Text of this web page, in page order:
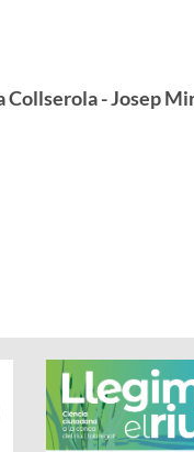
Collserola - Josep